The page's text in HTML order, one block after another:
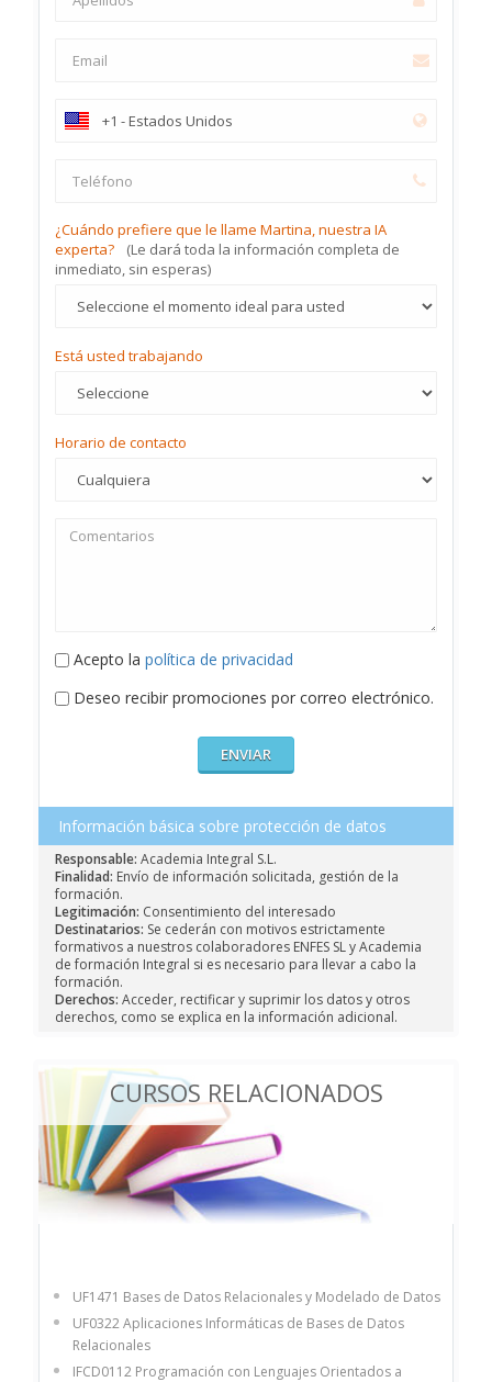
¿Cuándo prefiere que le llame Martina, nuestra IA
experta?
(Le dará toda la información completa de
inmediato, sin esperas)
Está usted trabajando
Horario de contacto
Acepto la política de privacidad
Deseo recibir promociones por correo electrónico.
Información básica sobre protección de datos
Responsable: Academia Integral S.L.
Finalidad: Envío de información solicitada, gestión de la
formación.
Legitimación: Consentimiento del interesado
Destinatarios: Se cederán con motivos estrictamente
formativos a nuestros colaboradores ENFES SL y Academia
de formación Integral si es necesario para llevar a cabo la
formación.
Derechos: Acceder, rectificar y suprimir los datos y otros
derechos, como se explica en la información adicional.
CURSOS RELACIONADOS
UF1471 Bases de Datos Relacionales y Modelado de Datos
UF0322 Aplicaciones Informáticas de Bases de Datos
Relacionales
IFCD0112 Programación con Lenguajes Orientados a